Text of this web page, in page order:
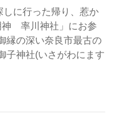
に行った帰り、惹か
神 率川神社」にお参
縁の深い奈良市最古の
子神社(いさがわにます